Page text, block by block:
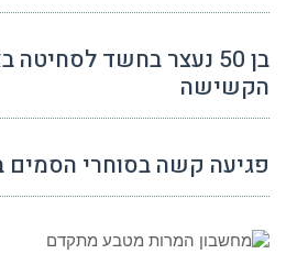
בן 50 נעצר בחשד
הקשישה
פגיעה קשה בסוחרי הסמים